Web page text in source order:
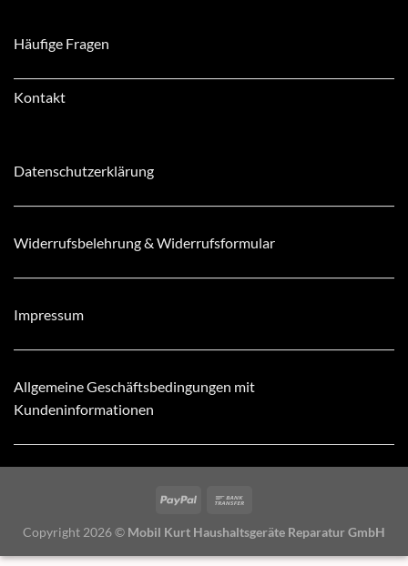
Häufige Fragen
Kontakt
Datenschutzerklärung
Widerrufsbelehrung & Widerrufsformular
Impressum
Allgemeine Geschäftsbedingungen mit
Kundeninformationen
Copyright 2026 © Mobil Kurt Haushaltsgeräte Reparatur GmbH